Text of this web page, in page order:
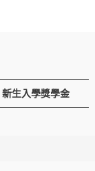
新生入學獎學金